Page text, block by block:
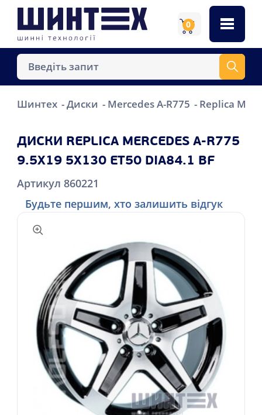
0
Шинтех Диски Mercedes A-R775 Replica
ДИСКИ REPLICA MERCEDES A-R775
9.5X19 5X130 ET50 DIA84.1 BF
Артикул 860221
Будьте першим, хто залишить відгук